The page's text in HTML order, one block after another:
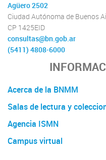
Agüero 2502
Ciudad Autónoma de Buenos
CP 1425EID
consultas@bn.gob.ar
(5411) 4808-6000
Acerca de la BNMM
Salas de lectura y
Agencia ISMN
Campus virtual